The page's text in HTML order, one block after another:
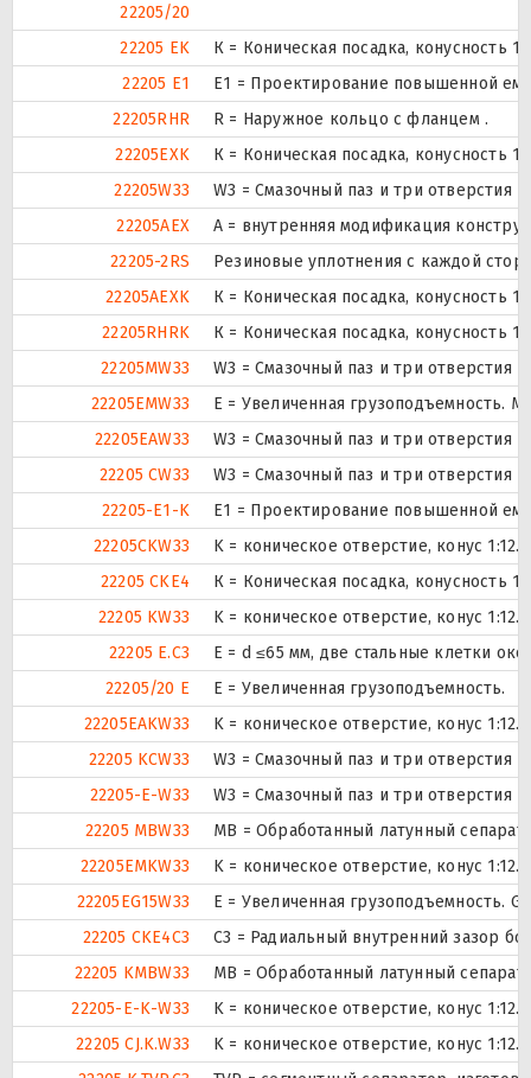
22205/20
22205 EK
К = Коническая посадка, конусность
22205 E1
E1 = Проектирование повышенной
22205RHR
R = Наружное кольцо с фланцем .
22205EXK
К = Коническая посадка, конусность
22205W33
W3 = Смазочный паз и три отверстия
22205AEX
A = внутренняя модификация
22205-2RS
Резиновые уплотнения с каждой
22205AEXK
К = Коническая посадка, конусность
22205RHRK
К = Коническая посадка, конусность
22205MW33
W3 = Смазочный паз и три отверстия
22205EMW33
E = Увеличенная грузоподъемность.
22205EAW33
W3 = Смазочный паз и три отверстия
22205 CW33
W3 = Смазочный паз и три отверстия
22205-E1-K
E1 = Проектирование повышенной
22205CKW33
K = коническое отверстие, конус
22205 CKE4
К = Коническая посадка, конусность
22205 KW33
K = коническое отверстие, конус
22205 E.C3
E = d ≤65 мм, две стальные клетки
22205/20 E
Е = Увеличенная грузоподъемность.
22205EAKW33
K = коническое отверстие, конус
22205 KCW33
W3 = Смазочный паз и три отверстия
22205-E-W33
W3 = Смазочный паз и три отверстия
22205 MBW33
MB = Обработанный латунный
22205EMKW33
K = коническое отверстие, конус
22205EG15W33
E = Увеличенная грузоподъемность.
22205 CKE4C3
C3 = Радиальный внутренний зазор
22205 KMBW33
MB = Обработанный латунный
22205-E-K-W33
K = коническое отверстие, конус
22205 CJ.K.W33
K = коническое отверстие, конус